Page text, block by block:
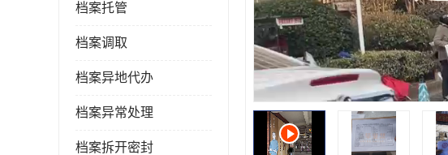
档案托管
档案调取
档案异地代办
档案异常处理
档案拆开密封